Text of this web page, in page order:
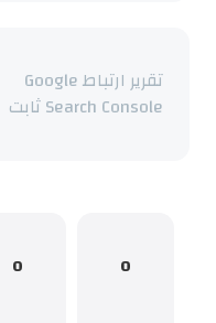
تقرير ارتباط Google
Search Console ثابت
0
0